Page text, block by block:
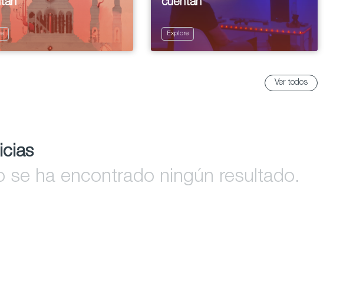
cuentan
Explore
Ver todos
se ha encontrado ningún resultado.